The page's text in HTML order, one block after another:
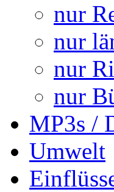
nur
nur
nur
nur
MP3s /
Umwelt